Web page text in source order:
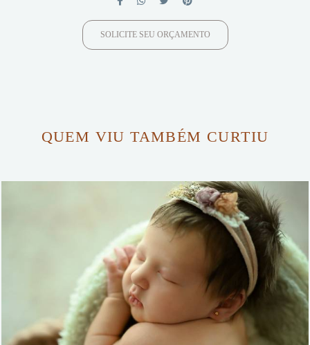
SOLICITE SEU ORÇAMENTO
QUEM VIU TAMBÉM CURTIU